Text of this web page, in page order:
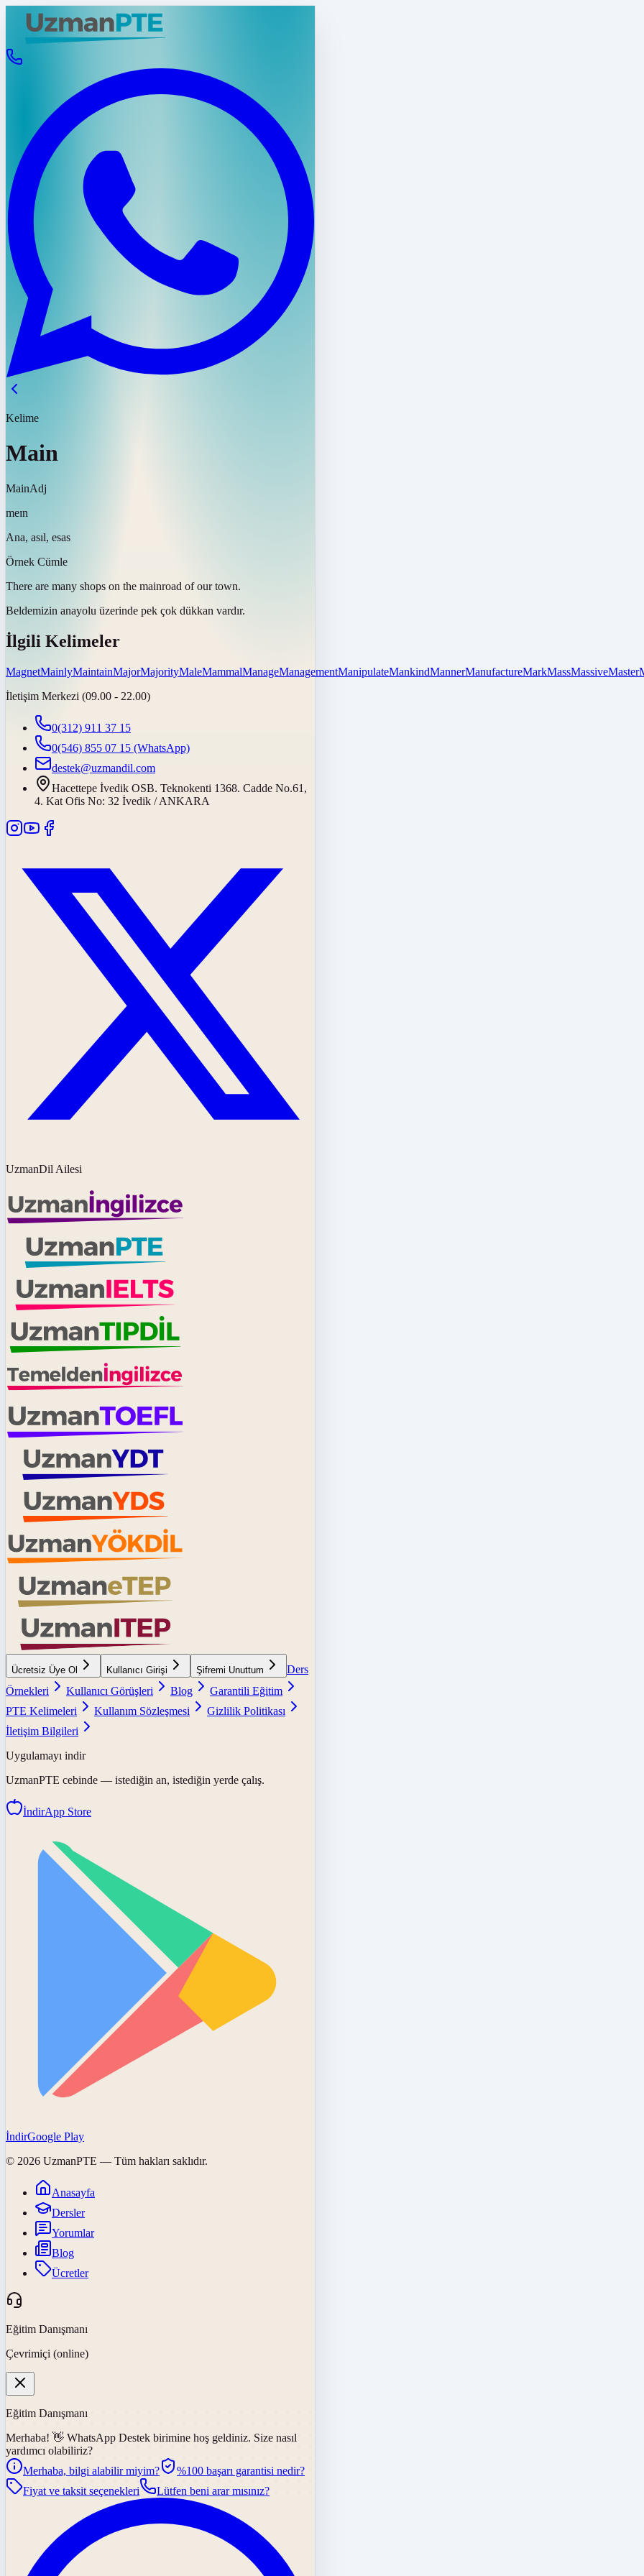
Kelime
Main
MainAdj
meɪn
Ana, asıl, esas
Örnek Cümle
There are many shops on the mainroad of our town.
Beldemizin anayolu üzerinde pek çok dükkan vardır.
İlgili Kelimeler
MagnetMainlyMaintainMajorMajorityMaleMammalManageManagementManipulateMankindMannerManufactureMarkMassMassiveMaster
İletişim Merkezi (09.00 - 22.00)
0(312) 911 37 15
0(546) 855 07 15 (WhatsApp)
destek@uzmandil.com
Hacettepe İvedik OSB. Teknokenti 1368. Cadde No.61,
4. Kat Ofis No: 32 İvedik / ANKARA
UzmanDil Ailesi
Ücretsiz Üye Ol Kullanıcı Girişi Şifremi Unuttum
Ders
Örnekleri
Kullanıcı Görüşleri Blog
Garantili Eğitim
PTE Kelimeleri
Kullanım Sözleşmesi
Gizlilik Politikası
İletişim Bilgileri
Uygulamayı indir
UzmanPTE cebinde — istediğin an, istediğin yerde çalış.
İndirApp Store
İndirGoogle Play
© 2026 UzmanPTE — Tüm hakları saklıdır.
Anasayfa
Dersler
Yorumlar
Blog
Ücretler
Eğitim Danışmanı
Çevrimiçi (online)
Eğitim Danışmanı
Merhaba! 👋 WhatsApp Destek birimine hoş geldiniz. Size nasıl
yardımcı olabiliriz?
Merhaba, bilgi alabilir miyim?
%100 başarı garantisi nedir?
Fiyat ve taksit seçenekleri
Lütfen beni arar mısınız?